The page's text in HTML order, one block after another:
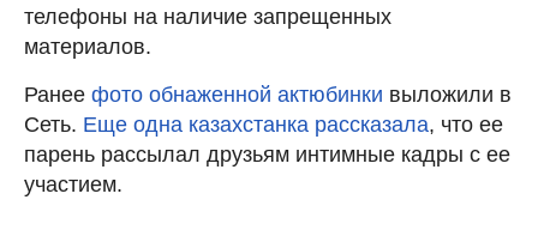
телефоны на наличие запрещенных
материалов.
Ранее фото обнаженной актюбинки выложили в
Сеть. Еще одна казахстанка рассказала, что ее
парень рассылал друзьям интимные кадры с ее
участием.